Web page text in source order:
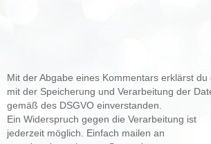
Mit der Abgabe eines Kommentars erklärst du
mit der Speicherung und Verarbeitung der
gemäß des DSGVO einverstanden.
Ein Widerspruch gegen die Verarbeitung ist
jederzeit möglich. Einfach mailen an